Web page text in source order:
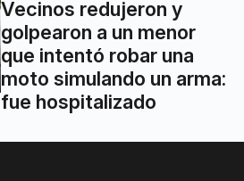
Vecinos redujeron y
golpearon a un menor
que intentó robar una
moto simulando un arma:
fue hospitalizado